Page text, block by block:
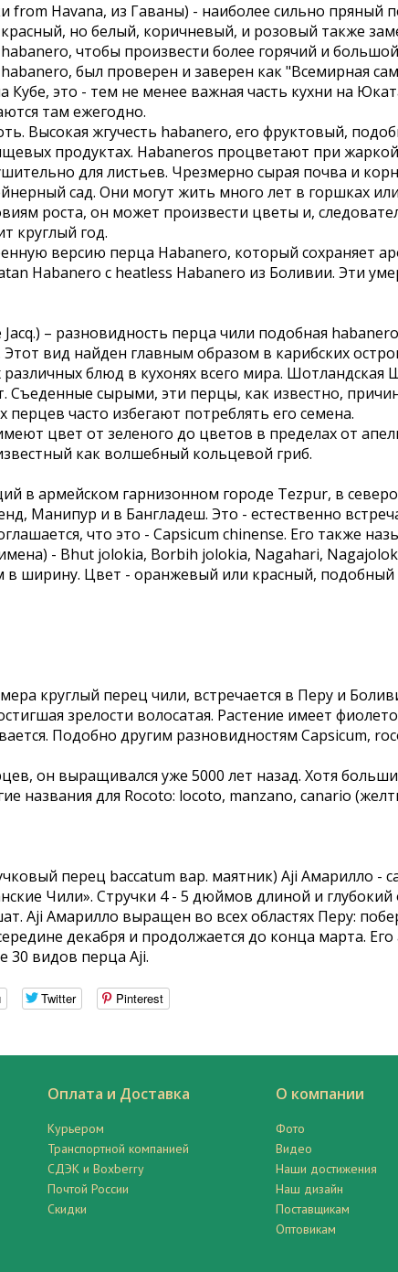
from Havana, из Гаваны) - наиболее сильно
но белый, коричневый, и розовый также
чтобы произвести более горячий и
был проверен и заверен как "Всемирная
это - тем не менее важная часть кухни на
там ежегодно.
Высокая жгучесть habanero, его фруктовый,
продуктах. Habaneros процветают при
для листьев. Чрезмерно сырая почва и
сад. Они могут жить много лет в горшках
роста, он может произвести цветы и,
круглый год.
версию перца Habanero, который сохраняет
Habanero с heatless Habanero из Боливии. Эти
– разновидность перца чили подобная
вид найден главным образом в карибских
блюд в кухонях всего мира.
сырыми, эти перцы, как известно,
часто избегают потреблять его семена.
цвет от зеленого до цветов в пределах от
как волшебный кольцевой гриб.
в армейском гарнизонном городе Tezpur, в
Манипур и в Бангладеш. Это - естественно
что это - Capsicum chinense. Его также
- Bhut jolokia, Borbih jolokia, Nagahari,
ширину. Цвет - оранжевый или красный, подобный
круглый перец чили, встречается в Перу и
зрелости волосатая. Растение имеет
Подобно другим разновидностям Capsicum,
он выращивался уже 5000 лет назад. Хотя
названия для Rocoto: locoto, manzano, canario
перец baccatum вар. маятник) Aji Амарилло
Чили». Стручки 4 - 5 дюймов длиной и
Aji Амарилло выращен во всех областях Перу:
декабря и продолжается до конца марта.
30 видов перца Aji.
Twitter Pinterest
Оплата и Доставка
Курьером
Транспортной компанией
СДЭК и Boxberry
Почтой России
Скидки
О компании
Фото
Видео
Наши достижения
Наш дизайн
Поставщикам
Оптовикам